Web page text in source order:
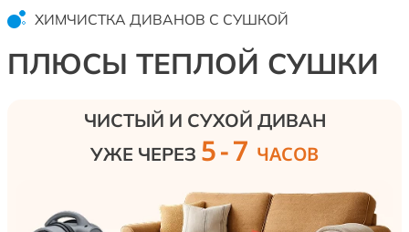
полностью устраняют запах мочи.
Дополнительно проводим антибактериальную
обработку — удаляем пылевых клещей,
микроорганизмы и аллергены внутри дивана.
ХИМЧИСТКА ДИВАНОВ С СУШКОЙ
ПЛЮСЫ ТЕПЛОЙ СУШКИ
ЧИСТЫЙ И СУХОЙ ДИВАН
УЖЕ ЧЕРЕЗ 5-7 ЧАСОВ